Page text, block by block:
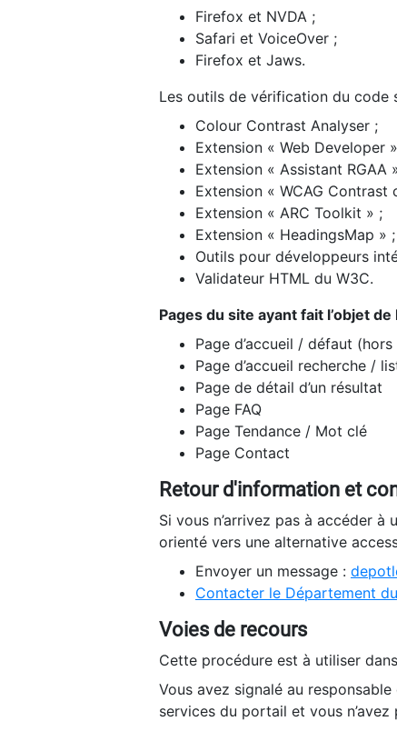
Firefox et NVDA ;
Safari et VoiceOver ;
Firefox et Jaws.
Les outils de vérification du code
Colour Contrast Analyser ;
Extension « Web Developer
Extension « Assistant RGAA
Extension « WCAG Contrast
Extension « ARC Toolkit » ;
Extension « HeadingsMap » ;
Outils pour développeurs
Validateur HTML du W3C.
Pages du site ayant fait l’objet
Page d’accueil / défaut
Page d’accueil recherche /
Page de détail d’un résultat
Page FAQ
Page Tendance / Mot clé
Page Contact
Retour d'information et
Si vous n’arrivez pas à accéder
orienté vers une alternative
Envoyer un message :
Contacter le Département
Voies de recours
Cette procédure est à utiliser
Vous avez signalé au
services du portail et vous